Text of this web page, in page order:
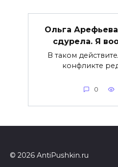
Ольга
сдурела. Я
В таком
конфликте
0
© 2026 AntiPushkin.ru